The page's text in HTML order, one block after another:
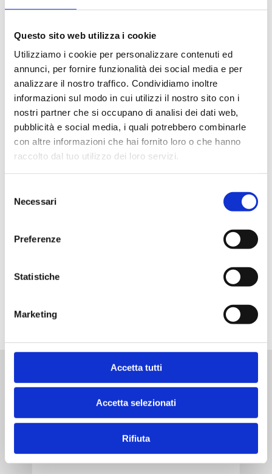
Questo sito web utilizza i cookie
Utilizziamo i cookie per personalizzare contenuti ed
annunci, per fornire funzionalità dei social media e per
analizzare il nostro traffico. Condividiamo inoltre
informazioni sul modo in cui utilizzi il nostro sito con i
nostri partner che si occupano di analisi dei dati web,
pubblicità e social media, i quali potrebbero combinarle
con altre informazioni che hai fornito loro o che hanno
raccolto dal tuo utilizzo dei loro servizi.
delNecessari
Preferenze
Statistiche
Marketing
Accetta tutti
Accetta selezionati
Rifiuta
Composition
Nutritional additives/kg
Description
YOU MIGHT ALSO BE INTERESTED